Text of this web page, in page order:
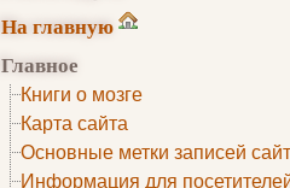
На главную
Главное
Книги о мозге
Карта сайта
Основные метки записей
Информация для